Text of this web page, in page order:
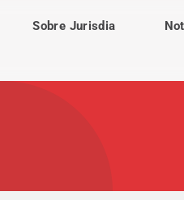
Sobre Jurisdia